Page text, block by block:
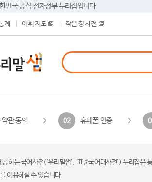
민국 공식 전자정부 누리집입니다.
계 어휘 지도 작은 창 사전
약관 동의 02 휴대폰 인증
하는 국어사전(‘우리말샘’, ‘표준국어대사전’) 누리집
이용하실 수 있습니다.